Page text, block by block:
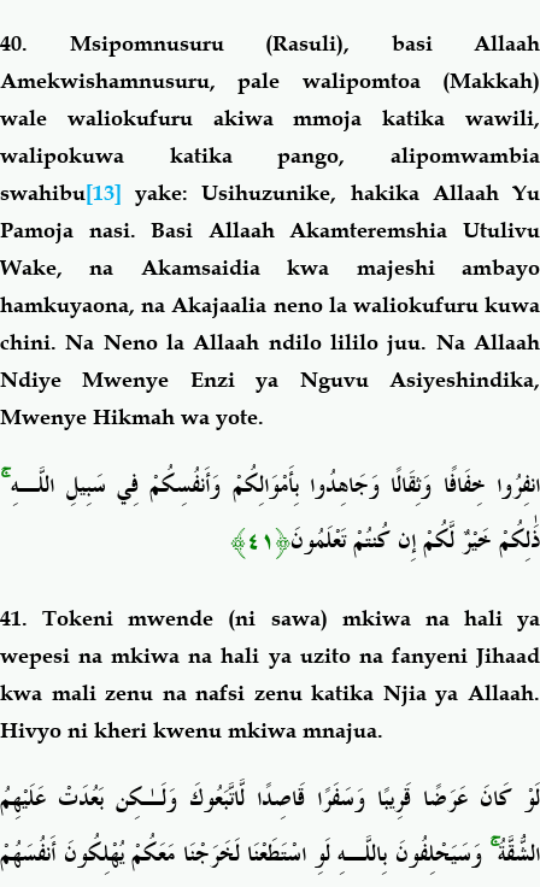
40. Msipomnusuru (Rasuli), basi Allaah
Amekwishamnusuru, pale walipomtoa (Makkah)
wale waliokufuru akiwammoja katika wawili,
walipokuwa katika pango, alipomwambia
swahibu[13] yake: Usihuzunike, hakika Allaah Yu
Pamoja nasi. Basi Allaah Akamteremshia Utulivu
Wake, na Akamsaidia kwa majeshi ambayo
hamkuyaona, na Akajaalia neno la waliokufuru kuwa
chini. Na Neno la Allaah ndilo lililo juu. Na Allaah
Ndiye Mwenye Enzi ya Nguvu Asiyeshindika,
Mwenye Hikmah wa yote.
انفِرُوا خِفَافًا وَثِقَالًا وَجَاهِدُوا بِأَمْوَالِكُمْ وَأَنفُسِكُمْ فِي سَبِيلِ اللَّـهِۚ
ذَٰلِكُمْ خَيْرٌ لَّكُمْ إِن كُنتُمْ تَعْلَمُونَ﴿٤١﴾
41. Tokenimwende (ni sawa) mkiwa na hali ya
wepesi na mkiwa na hali ya uzito na fanyeni Jihaad
kwa mali zenu na nafsi zenu katika Njia ya Allaah.
Hivyo ni kheri kwenu mkiwa mnajua.
لَوْ كَانَ عَرَضًا قَرِيبًا وَسَفَرًا قَاصِدًا لَّاتَّبَعُوكَ وَلَـٰكِن بَعُدَتْ عَلَيْهِمُ
الشُّقَّةُۚوَسَيَحْلِفُونَ بِاللَّـهِ لَوِ اسْتَطَعْنَا لَخَرَجْنَا مَعَكُمْ يُهْلِكُونَ أَنفُسَهُمْ